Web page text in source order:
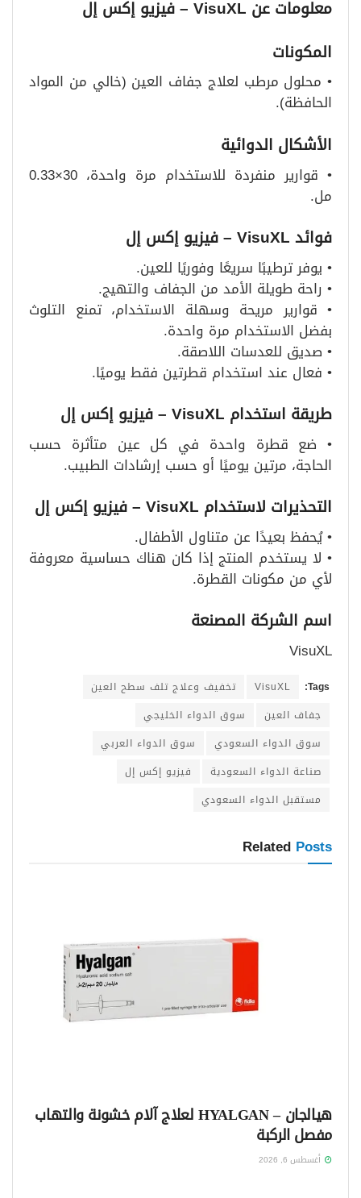
معلومات عن
فيزيو إكس إل
المكونات
• محلول مرطب لعلاج جفاف العين (خالي من المواد
الحافظة).
الأشكال الدوائية
• قوارير منفردة للاستخدام مرة واحدة، 30×0.33
مل.
فوائد فيزيو إكس إل
• يوفر ترطيبًا سريعًا وفوريًا للعين.
• راحة طويلة الأمد من الجفاف والتهيج.
• قوارير مريحة وسهلة الاستخدام، تمنع التلوث
بفضل الاستخدام مرة واحدة.
• صديق للعدسات اللاصقة.
• فعال عند استخدام قطرتين فقط يوميًا.
طريقة استخدام فيزيو إكس إل
• ضع قطرة واحدة في كل عين متأثرة حسب
الحاجة، مرتين يوميًا أو حسب إرشادات الطبيب.
التحذيرات لاستخدام فيزيو إكس إل
• يُحفظ بعيدًا عن متناول الأطفال.
• لا يستخدم المنتج إذا كان هناك حساسية معروفة
لأي من مكونات القطرة.
اسم الشركة المصنعة
VisuXL
Tags:
VisuXL
تخفيف وعلاج تلف سطح العين
جفاف العين
سوق الدواء الخليجي
سوق الدواء السعودي
سوق الدواء العربي
صناعة الدواء السعودية
فيزيو إكس إل
مستقبل الدواء السعودي
Related Posts
هيالجان – HYALGAN لعلاج آلام خشونة والتهاب
مفصل الركبة
أغسطس 6, 2026